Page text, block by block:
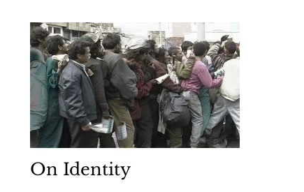
On Identity